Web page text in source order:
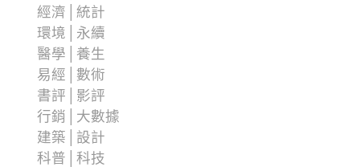
經濟│統計
環境│永續
醫學│養生
易經│數術
書評│影評
行銷│大數據
建築│設計
科普│科技